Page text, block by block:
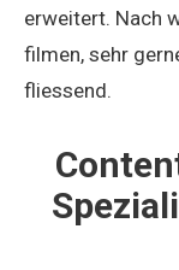
erweitert. Nach
filmen, sehr
fliessend.